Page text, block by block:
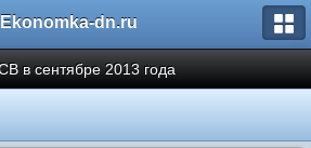
Ekonomka-dn.ru
в сентябре 2013 года